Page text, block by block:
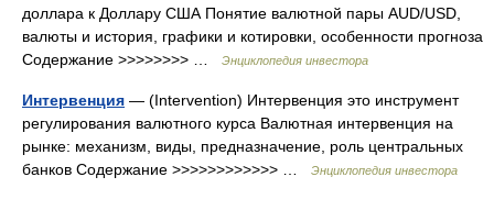
доллара к Доллару США Понятие валютной пары AUD/USD,
валюты и история, графики и котировки, особенности прогноза
Содержание >>>>>>>> …
Энциклопедия инвестора
Интервенция — (Intervention) Интервенция это инструмент
регулирования валютного курса Валютная интервенция на
рынке: механизм, виды, предназначение, роль центральных
банков Содержание >>>>>>>>>>>> …
Энциклопедия инвестора